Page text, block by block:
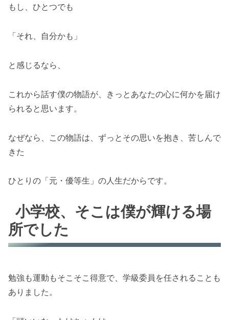
もし、ひとつでも
「それ、自分かも」
と感じるなら、
これから話す僕の物語が、きっとあなたの心に何かを届け
られると思います。
なぜなら、この物語は、ずっとその思いを抱き、苦しんで
きた
ひとりの「元・優等生」の人生だからです。
小学校、そこは僕が輝ける場
所でした
勉強も運動もそこそこ得意で、学級委員を任されることも
ありました。